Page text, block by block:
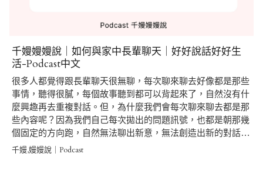
千嫚嫚嫚說｜如何與家中長輩聊天｜好好說話好好生
活-Podcast中文
很多人都覺得跟長輩聊天很無聊，每次聊來聊去好像都是那些
事情，聽得很膩，每個故事聽到都可以背起來了，自然沒有什
麼興趣再去重複對話。但，為什麼我們會每次聊來聊去都是那
些內容呢？因為我們自己每次拋出的問題訊號，也都是朝那幾
個固定的方向跑，自然無法聊出新意，無法創造出新的對話…
千嫚,嫚嫚說｜Podcast